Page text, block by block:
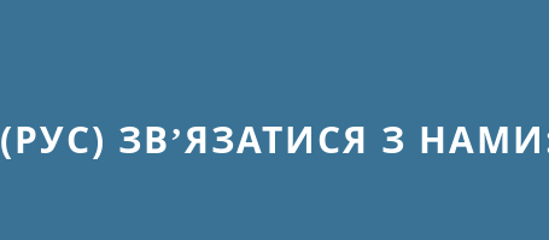
(РУС) ЗВ’ЯЗАТИСЯ З